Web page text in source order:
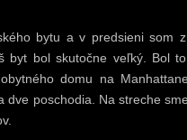
bytu a v predsieni som
byt bol skutočne veľký. Bol
domu na
dve poschodia. Na streche